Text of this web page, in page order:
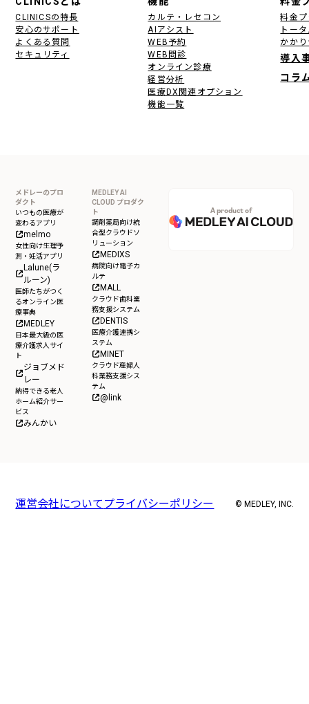
CLINICSの特長
安心のサポート
よくある質問
セキュリティ
カルテ・レセコン
AIアシスト
WEB予約
WEB問診
オンライン診療
経営分析
医療DX関連オプション
機能一覧
料金
トー
かか
導入
コラ
メドレーのプロ
ダクト
いつもの医療が
変わるアプリ
melmo
女性向け生理予
測・妊活アプリ
Lalune(ラ
ルーン)
医師たちがつく
るオンライン医
療事典
MEDLEY
日本最大級の医
療介護求人サイ
ト
ジョブメド
レー
納得できる老人
ホーム紹介サー
ビス
みんかい
MEDLEY AI
CLOUD プロダク
ト
調剤薬局向け統
合型クラウドソ
リューション
MEDIXS
病院向け電子カ
ルテ
MALL
クラウド歯科業
務支援システム
DENTIS
医療介護連携シ
ステム
MINET
クラウド産婦人
科業務支援シス
テム
@link
A product of
運営会社について プライバシーポリシー © MEDLEY, INC.